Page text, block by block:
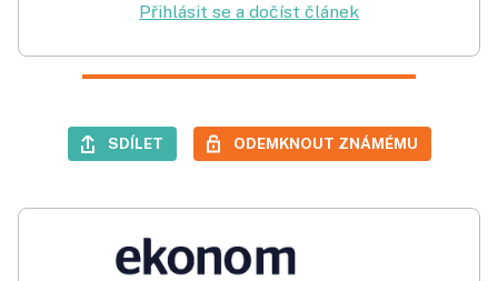
Přihlásit se a dočíst článek
SDÍLET ODEMKNOUT ZNÁMÉMU